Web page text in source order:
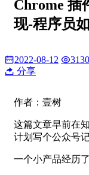
Chrome 插
现-程序员
2022-08-12
3130
分享
作者：壹树
这篇文章早前在
计划写个公众号
一个小产品经历